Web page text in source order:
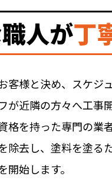
人が丁
客様と決め、スケジ
が近隣の方々へ工事
格を持った専門の業
除去し、塗料を塗る
始します。